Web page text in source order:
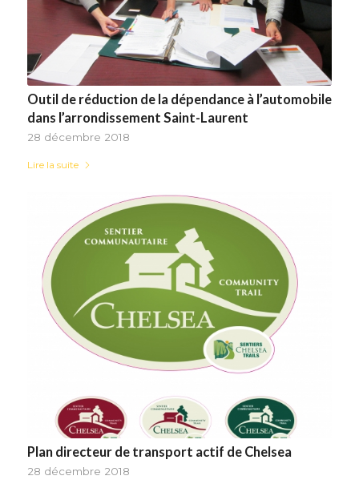
Outil de réduction de la dépendance à l’automobile
dans l’arrondissement Saint-Laurent
28 décembre 2018
Lire la suite
Plan directeur de transport actif de Chelsea
28 décembre 2018